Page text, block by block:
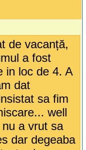
de vacanță,
a fost
in loc de 4. A
dat
sa fim
well
a vrut sa
dar degeaba